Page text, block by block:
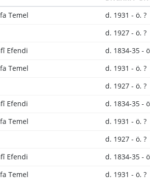
Temel d. 1931 - ö. ?
d. 1927 - ö. ?
Efendi d. 1834-35 -
Temel d. 1931 - ö. ?
d. 1927 - ö. ?
Efendi d. 1834-35 -
Temel d. 1931 - ö. ?
d. 1927 - ö. ?
Efendi d. 1834-35 -
Temel d. 1931 - ö. ?